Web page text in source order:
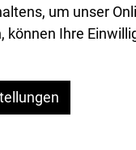
um unser
Ihre